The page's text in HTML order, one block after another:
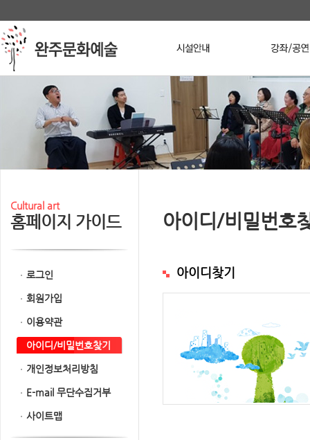
Cultural art
홈페이지 가이드
로그인
회원가입
이용약관
아이디/비밀번호찾기
개인정보처리방침
E-mail 무단수집거부
사이트맵
아이디/비밀번호
아이디찾기